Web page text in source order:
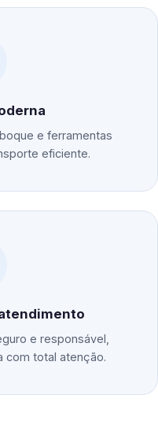
e ferramentas
eficiente.
e responsável,
com total atenção.